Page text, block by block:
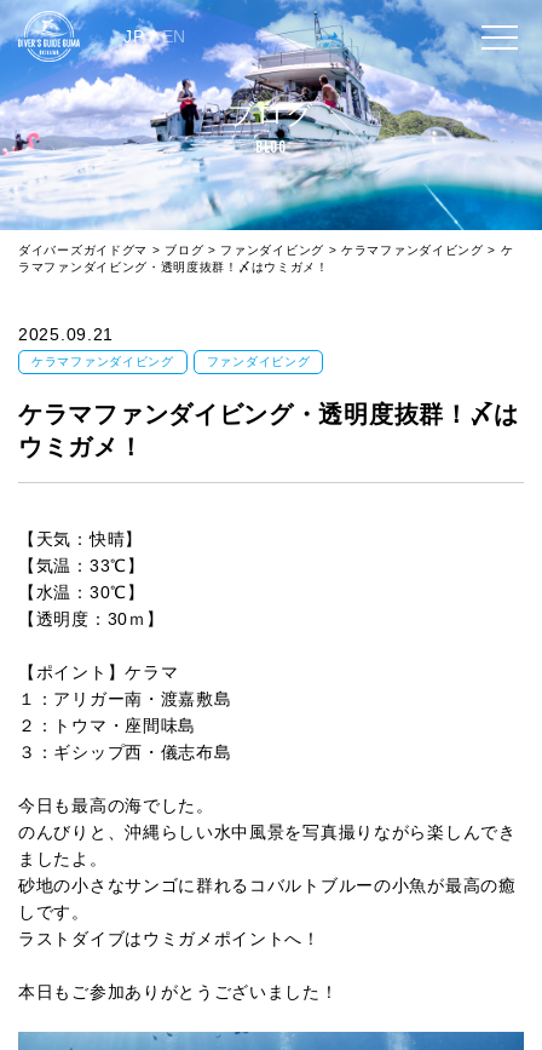
JP/EN
ブログ
BLOG
ダイバーズガイドグマ > ブログ > ファンダイビング >ケラマファンダイビング > ケ
ラマファンダイビング・透明度抜群！〆はウミガメ！
2025.09.21
ケラマファンダイビング ファンダイビング
ケラマファンダイビング・透明度抜群！〆は
ウミガメ！
【天気：快晴】
【気温：33℃】
【水温：30℃】
【透明度：30ｍ】
【ポイント】ケラマ
１：アリガー南・渡嘉敷島
２：トウマ・座間味島
３：ギシップ西・儀志布島
今日も最高の海でした。
のんびりと、沖縄らしい水中風景を写真撮りながら楽しんでき
ましたよ。
砂地の小さなサンゴに群れるコバルトブルーの小魚が最高の癒
しです。
ラストダイブはウミガメポイントへ！
本日もご参加ありがとうございました！